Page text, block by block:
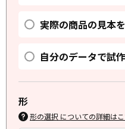
実際の商品の見本
自分のデータで試
形
形の選択 についての詳